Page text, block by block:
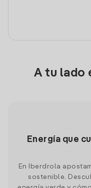
A tu lado
Energía que
En Iberdrola
sostenible.